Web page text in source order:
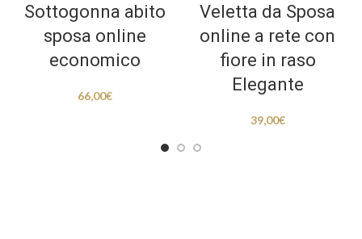
Sottogonna abito
sposa online
economico
66,00€
Veletta da Sposa
online a rete con
fiore in raso
Elegante
39,00€